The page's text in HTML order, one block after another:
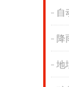
自
降
地